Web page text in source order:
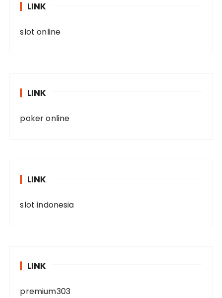
LINK
slot online
LINK
poker online
LINK
slot indonesia
LINK
premium303